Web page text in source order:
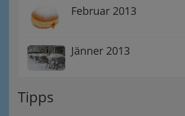
Februar 2013
Jänner 2013
Tipps